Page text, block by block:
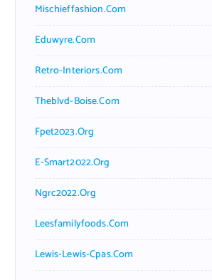
Mischieffashion.com
Eduwyre.com
Retro-Interiors.com
Theblvd-Boise.com
Fpet2023.org
E-Smart2022.org
Ngrc2022.org
Leesfamilyfoods.com
Lewis-Lewis-Cpas.com